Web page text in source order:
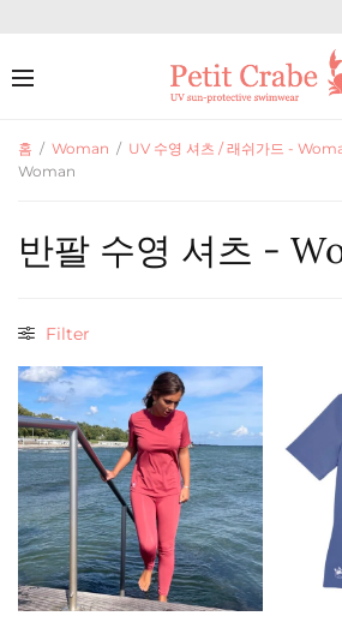
홈 / Woman / UV 수영 셔츠 / 래쉬가드 -
Woman
반팔 수영 셔츠 -
Filter